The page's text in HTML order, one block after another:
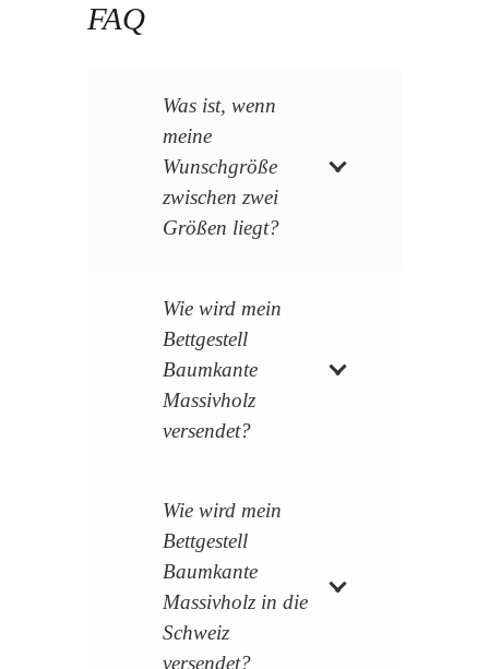
FAQ
Was ist, wenn
meine
Wunschgröße
zwischen zwei
Größen liegt?
Wie wird mein
Bettgestell
Baumkante
Massivholz
versendet?
Wie wird mein
Bettgestell
Baumkante
Massivholz in die
Schweiz
versendet?